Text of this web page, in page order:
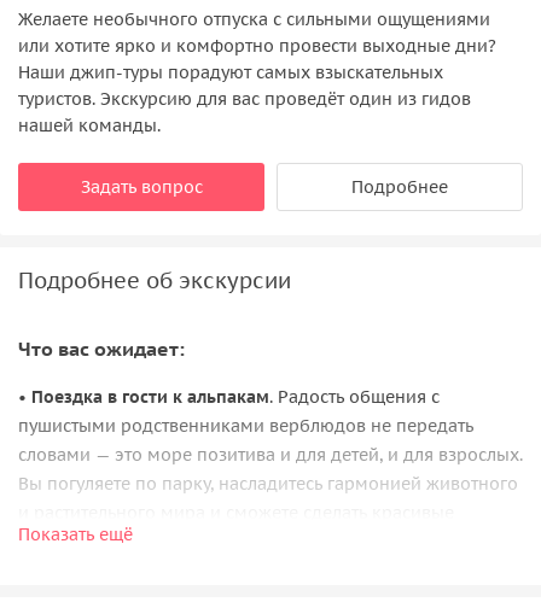
Желаете необычного отпуска с сильными ощущениями
или хотите ярко и комфортно провести выходные дни?
Наши джип-туры порадуют самых взыскательных
туристов. Экскурсию для вас проведёт один из гидов
нашей команды.
Задать вопрос Подробнее
Подробнее об экскурсии
Что вас ожидает:
• Поездка в гости к альпакам. Радость общения с
пушистыми родственниками верблюдов не передать
словами — это море позитива и для детей, и для взрослых.
Вы погуляете по парку, насладитесь гармонией животного
снимки.
Показать ещё